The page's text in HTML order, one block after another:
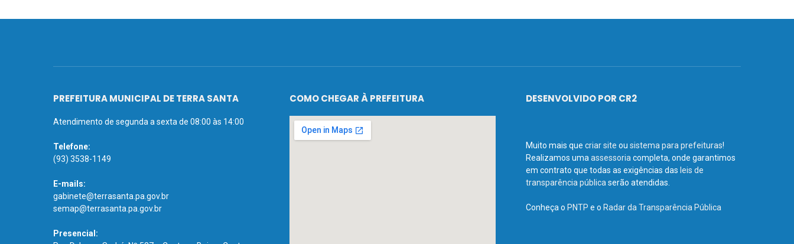
PREFEITURA MUNICIPAL DE TERRA SANTA
Atendimento de segunda a sexta de 08:00 às 14:00
Telefone:
(93) 3538-1149
E-mails:
gabinete@terrasanta.pa.gov.br
semap@terrasanta.pa.gov.br
Presencial:
COMO CHEGAR À PREFEITURA DESENVOLVIDO POR CR2
Muito mais que criar site ou sistema para prefeituras!
Realizamos uma assessoria completa, onde garantimos
em contrato que todas as exigências das leis de
transparência pública serão atendidas.
Conheça o PNTP e o Radar da Transparência Pública